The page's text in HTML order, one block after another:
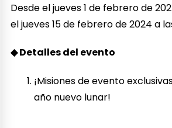
Desde el jueves 1 de febrero de
el jueves 15 de febrero de 2024 a
◆ Detalles del evento
¡Misiones de evento
año nuevo lunar!